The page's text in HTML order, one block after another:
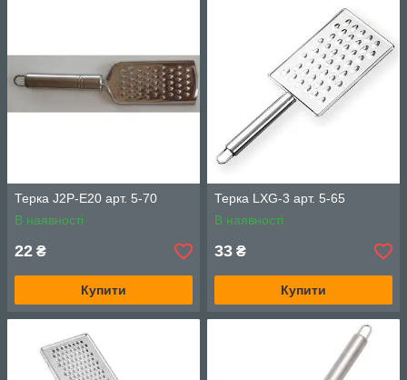
Терка J2P-E20 арт. 5-70
В наявності
22 ₴
Купити
Терка LXG-3 арт. 5-65
В наявності
33 ₴
Купити